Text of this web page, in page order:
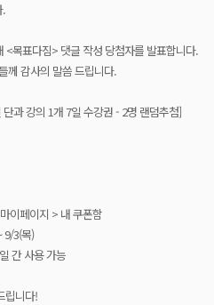
.
<목표다짐> 댓글 작성 당첨자를 발표합니다.
께 감사의 말씀 드립니다.
과 강의 1개 7일 수강권 - 2명 랜덤추첨]
이페이지 > 내 쿠폰함
9/3(목)
간 사용 가능
립니다!